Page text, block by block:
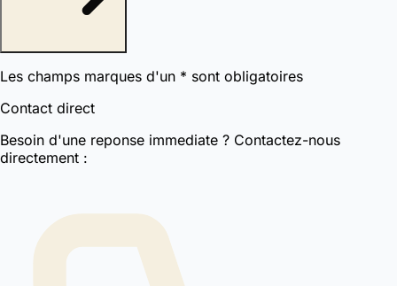
Les champs marques d'un * sont obligatoires
Contact direct
Besoin d'une reponse immediate ? Contactez-nous
directement :